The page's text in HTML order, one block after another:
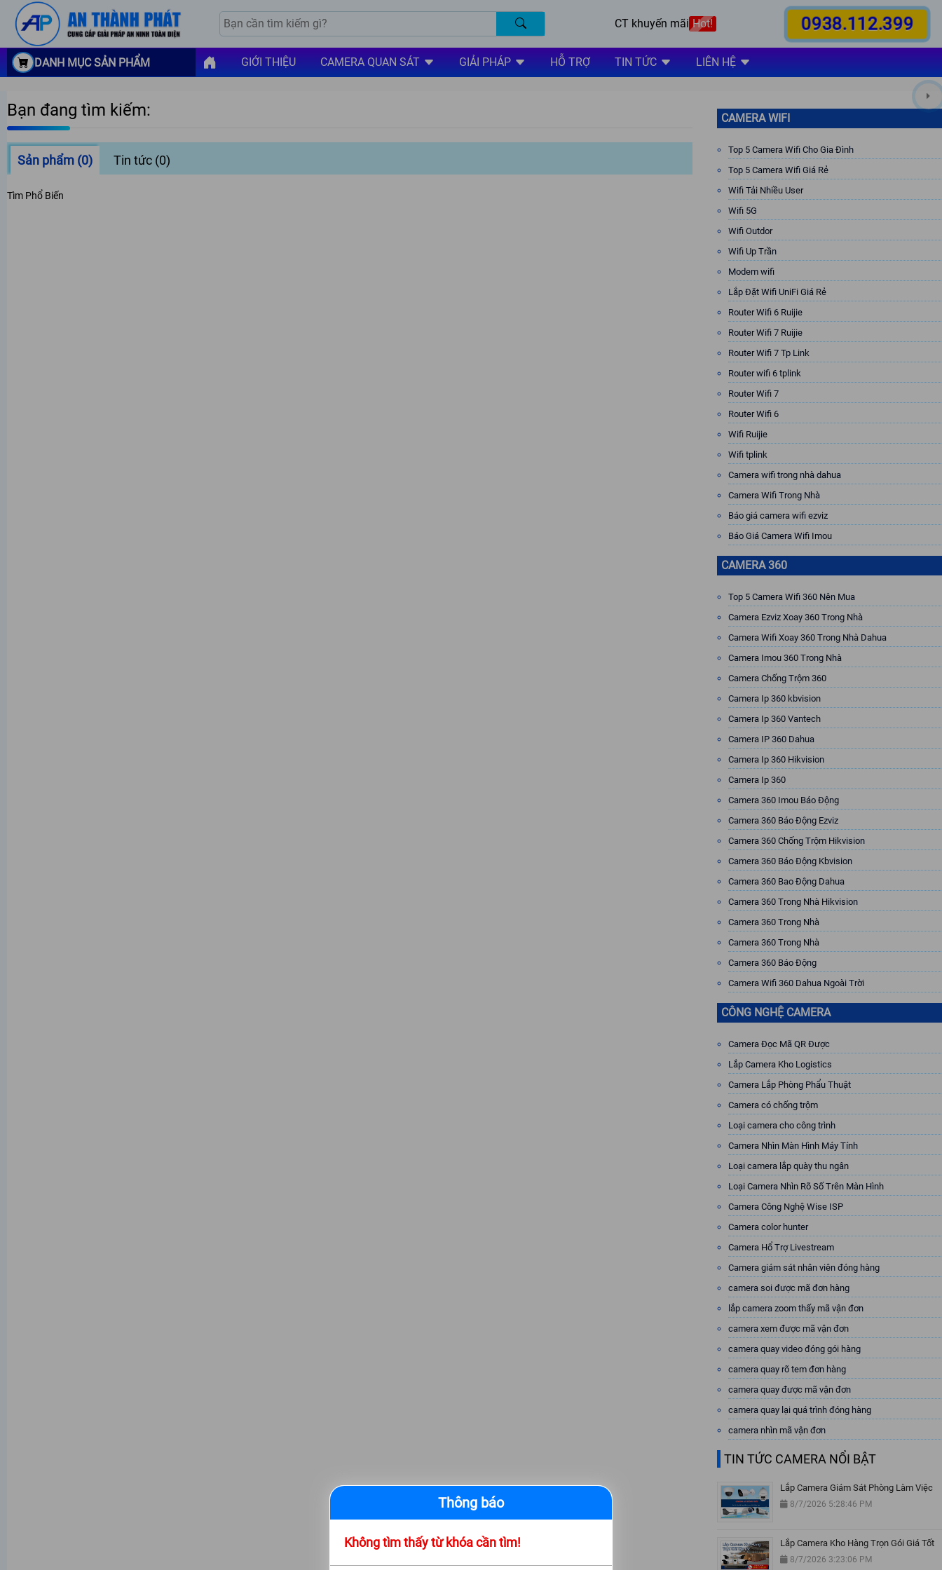
Thông báo
Không tìm thấy từ khóa cần tìm!
CT khuyến mãi Hot! 0938.112.399
DANH MỤC SẢN PHẨM GIỚI THIỆU CAMERA QUAN SÁT GIẢI PHÁP HỖ TRỢ TIN TỨC LIÊN HỆ
Bạn đang tìm kiếm:
Sản phẩm (0) Tin tức (0)
Tìm Phổ Biến
CAMERA WIFI
Top 5 Camera Wifi Cho Gia Đình
Top 5 Camera Wifi Giá Rẻ
Wifi Tải Nhiều User
Wifi 5G
Wifi Outdor
Wifi Up Trần
Modem wifi
Lắp Đặt Wifi UniFi Giá Rẻ
Router Wifi 6 Ruijie
Router Wifi 7 Ruijie
Router Wifi 7 Tp Link
Router wifi 6 tplink
Router Wifi 7
Router Wifi 6
Wifi Ruijie
Wifi tplink
Camera wifi trong nhà dahua
Camera Wifi Trong Nhà
Báo giá camera wifi ezviz
Báo Giá Camera Wifi Imou
CAMERA 360
Top 5 Camera Wifi 360 Nên Mua
Camera Ezviz Xoay 360 Trong Nhà
Camera Wifi Xoay 360 Trong Nhà Dahua
Camera Imou 360 Trong Nhà
Camera Chống Trộm 360
Camera Ip 360 kbvision
Camera Ip 360 Vantech
Camera IP 360 Dahua
Camera Ip 360 Hikvision
Camera Ip 360
Camera 360 Imou Báo Động
Camera 360 Báo Động Ezviz
Camera 360 Chống Trộm Hikvision
Camera 360 Báo Động Kbvision
Camera 360 Bao Động Dahua
Camera 360 Trong Nhà Hikvision
Camera 360 Trong Nhà
Camera 360 Trong Nhà
Camera 360 Báo Động
Camera Wifi 360 Dahua Ngoài Trời
CÔNG NGHỆ CAMERA
Camera Đọc Mã QR Được
Lắp Camera Kho Logistics
Camera Lắp Phòng Phẩu Thuật
Camera có chống trộm
Loại camera cho công trình
Camera Nhìn Màn Hình Máy Tính
Loại camera lắp quày thu ngân
Loại Camera Nhìn Rõ Số Trên Màn Hình
Camera Công Nghệ Wise ISP
Camera color hunter
Camera Hổ Trợ Livestream
Camera giám sát nhân viên đóng hàng
camera soi được mã đơn hàng
lắp camera zoom thấy mã vận đơn
camera xem được mã vận đơn
camera quay video đóng gói hàng
camera quay rõ tem đơn hàng
camera quay được mã vận đơn
camera quay lại quá trình đóng hàng
camera nhìn mã vận đơn
TIN TỨC CAMERA NỔI BẬT
Lắp Camera Giám Sát Phòng Làm Việc
8/7/2026 5:28:46 PM
Lắp Camera Kho Hàng Trọn Gói Giá Tốt
8/7/2026 3:23:06 PM